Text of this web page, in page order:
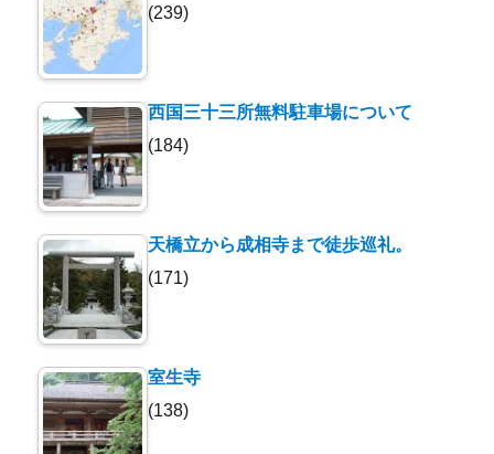
(239)
西国三十三所無料駐車場について
(184)
天橋立から成相寺まで徒歩巡礼。
(171)
室生寺
(138)